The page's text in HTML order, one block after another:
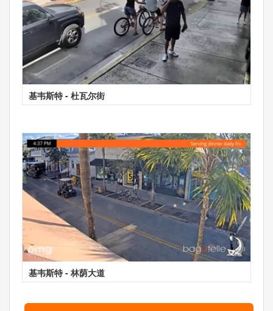
基韦斯特 - 杜瓦尔街
基韦斯特 - 林荫大道